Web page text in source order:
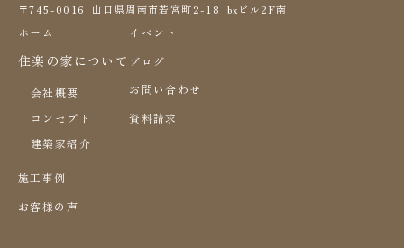
〒745-0016 山口県周南市若宮町2-18 bxビル2F南
ホーム
住楽の家について
会社概要
コンセプト
建築家紹介
施工事例
お客様の声
イベント
ブログ
お問い合わせ
資料請求